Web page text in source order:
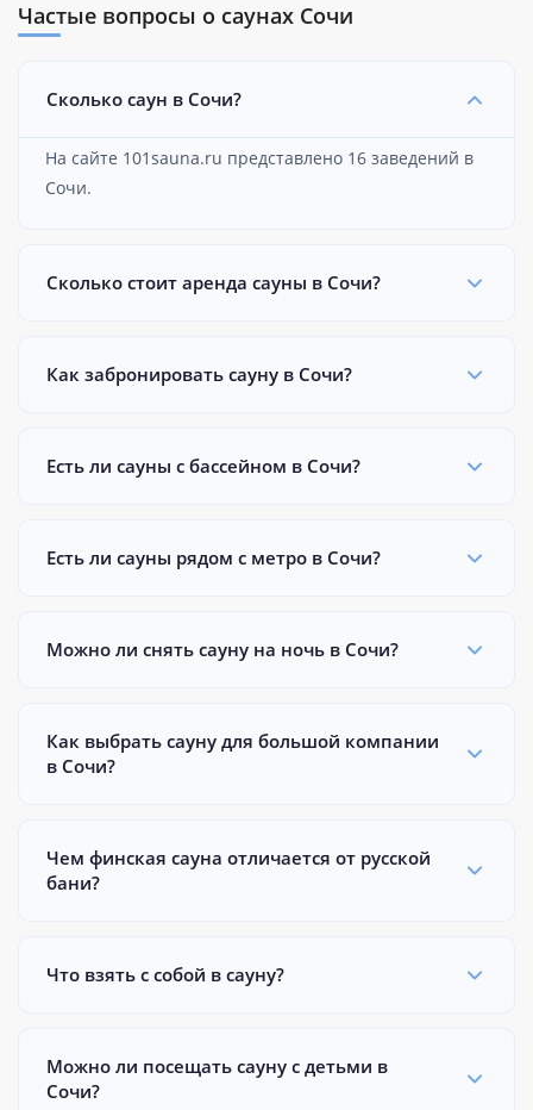
Частые вопросы о саунах Сочи
Сколько саун в Сочи?
На сайте 101sauna.ru представлено 16 заведений в
Сочи.
Сколько стоит аренда сауны в Сочи?
Как забронировать сауну в Сочи?
Есть ли сауны с бассейном в Сочи?
Есть ли сауны рядом с метро в Сочи?
Можно ли снять сауну на ночь в Сочи?
Как выбрать сауну для большой компании
в Сочи?
Чем финская сауна отличается от русской
бани?
Что взять с собой в сауну?
Можно ли посещать сауну с детьми в
Сочи?